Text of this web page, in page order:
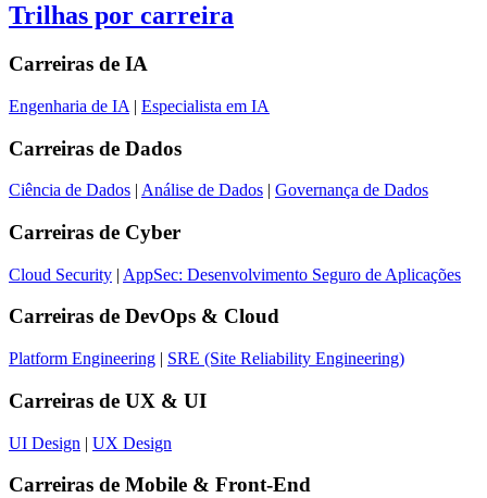
Trilhas por carreira
Carreiras de IA
Engenharia de IA | Especialista em IA
Carreiras de Dados
Ciência de Dados | Análise de Dados | Governança de Dados
Carreiras de Cyber
Cloud Security | AppSec: Desenvolvimento Seguro de Aplicações
Carreiras de DevOps & Cloud
Platform Engineering | SRE (Site Reliability Engineering)
Carreiras de UX & UI
UI Design | UX Design
Carreiras de Mobile & Front-End